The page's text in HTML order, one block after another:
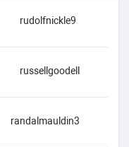
rudolfnickle9
russellgoodell
randalmauldin3